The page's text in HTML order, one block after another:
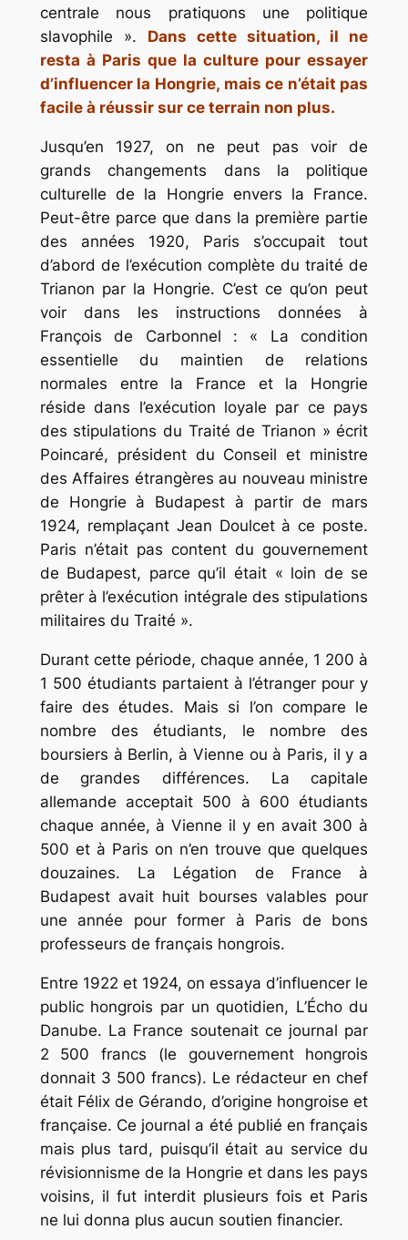
centrale nous pratiquons une politique
slavophile ». Dans cette situation, il ne
resta à Paris que la culture pour essayer
d’influencer la Hongrie, mais ce n’était pas
facile à réussir sur ce terrain non plus.
Jusqu’en 1927, on ne peut pas voir de
grands changements dans la politique
culturelle de la Hongrie envers la France.
Peut-être parce que dans la première partie
des années 1920, Paris s’occupait tout
d’abord de l’exécution complète du traité de
Trianon par la Hongrie. C’est ce qu’on peut
voir dans les instructions données à
François de Carbonnel : « La condition
essentielle du maintien de relations
normales entre la France et la Hongrie
réside dans l’exécution loyale par ce pays
des stipulations du Traité de Trianon » écrit
Poincaré, président du Conseil et ministre
des Affaires étrangères au nouveau ministre
de Hongrie à Budapest à partir de mars
1924, remplaçant Jean Doulcet à ce poste.
Paris n’était pas content du gouvernement
de Budapest, parce qu’il était « loin de se
prêter à l’exécution intégrale des stipulations
militaires du Traité ».
Durant cette période, chaque année, 1 200 à
1 500 étudiants partaient à l’étranger pour y
faire des études. Mais si l’on compare le
nombre des étudiants, le nombre des
boursiers à Berlin, à Vienne ou à Paris, il y a
de grandes différences. La capitale
allemande acceptait 500 à 600 étudiants
chaque année, à Vienne il y en avait 300 à
500 et à Paris on n’en trouve que quelques
douzaines. La Légation de France à
Budapest avait huit bourses valables pour
une année pour former à Paris de bons
professeurs de français hongrois.
Entre 1922 et 1924, on essaya d’influencer le
public hongrois par un quotidien, L’Écho du
Danube. La France soutenait ce journal par
2 500 francs (le gouvernement hongrois
donnait 3 500 francs). Le rédacteur en chef
était Félix de Gérando, d’origine hongroise et
française. Ce journal a été publié en français
mais plus tard, puisqu’il était au service du
révisionnisme de la Hongrie et dans les pays
voisins, il fut interdit plusieurs fois et Paris
ne lui donna plus aucun soutien financier.